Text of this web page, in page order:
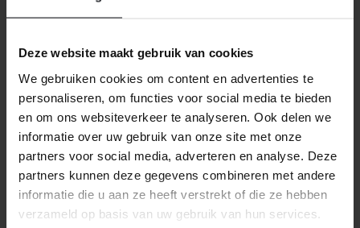
Deze website maakt gebruik van cookies
We gebruiken cookies om content en advertenties te
personaliseren, om functies voor social media te bieden
en om ons websiteverkeer te analyseren. Ook delen we
informatie over uw gebruik van onze site met onze
partners voor social media, adverteren en analyse. Deze
partners kunnen deze gegevens combineren met andere
informatie die u aan ze heeft verstrekt of die ze hebben
verzameld op basis van uw gebruik van hun services.
reden ook is, u heeft het recht uw bestelling tot
annuleren. Behandel het product met zorg en zorg
ervoor dat deze bij het retour sturen goed verpakt is.
Mocht het product beschadigd zijn of is de verpakking
meer beschadigd dan nodig, dan kunnen we deze
waardevermindering van het product aan u
doorberekenen.